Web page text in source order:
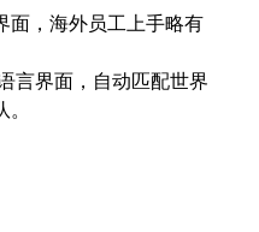
面，海外员工上手略有
言界面，自动匹配世界